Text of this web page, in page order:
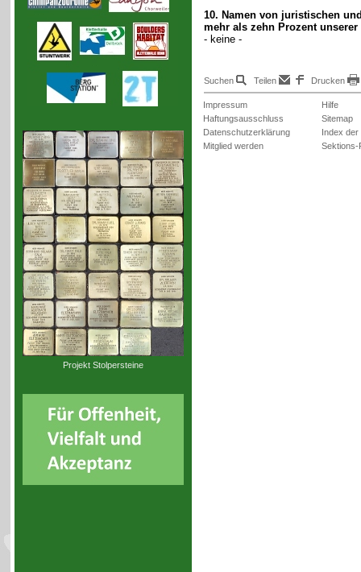
Projekt Stolpersteine
10. Namen von juristischen
mehr als zehn Prozent
- keine -
Suchen Teilen Drucken
Impressum
Haftungsausschluss
Datenschutzerklärung
Mitglied werden
Hilfe
Sitemap
Index der
Sektions-